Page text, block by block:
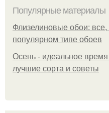
Популярные материалы
Флизелиновые обои: все,
популярном типе обоев
Осень - идеальное
лучшие сорта и советы